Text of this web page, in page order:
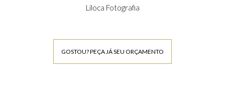
Liloca Fotografia
GOSTOU? PEÇA JÁ SEU ORÇAMENTO